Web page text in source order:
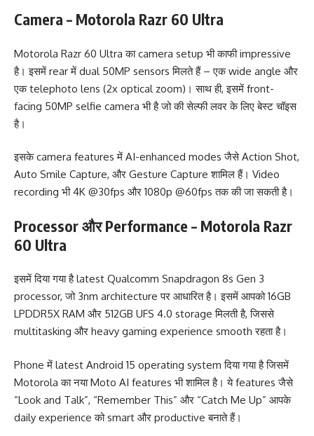
Camera – Motorola Razr 60 Ultra
Motorola Razr 60 Ultra का camera setup भी काफी impressive
है। इसमें rear में dual 50MP sensors मिलते हैं – एक wide angle और
एक telephoto lens (2x optical zoom)। साथ ही, इसमें front-
facing 50MP selfie camera भी है जो की सेल्फी लवर के लिए बेस्ट चॉइस
है।
इसके camera features में AI-enhanced modes जैसे Action Shot,
Auto Smile Capture, और Gesture Capture शामिल हैं। Video
recording भी 4K @30fps और 1080p @60fps तक की जा सकती है।
Processor और Performance – Motorola Razr
60 Ultra
इसमें दिया गया है latest Qualcomm Snapdragon 8s Gen 3
processor, जो 3nm architecture पर आधारित है। इसमें आपको 16GB
LPDDR5X RAM और 512GB UFS 4.0 storage मिलती है, जिससे
multitasking और heavy gaming experience smooth रहता है।
Phone में latest Android 15 operating system दिया गया है जिसमें
Motorola का नया Moto AI features भी शामिल है। ये features जैसे
“Look and Talk”, “Remember This” और “Catch Me Up” आपके
daily experience को smart और productive बनाते हैं।